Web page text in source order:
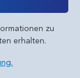
zu
erhalten.